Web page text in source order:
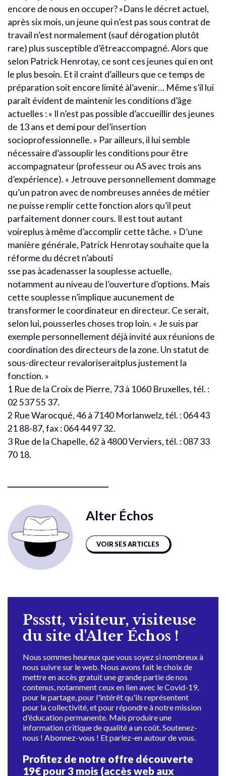
encore de nous en occuper? »Dans le décret actuel,
après six mois, un jeune qui n’est pas sous contrat de
travail n’est normalement (sauf dérogation plutôt
rare) plus susceptible d’êtreaccompagné. Alors que
selon Patrick Henrotay, ce sont ces jeunes qui en ont
le plus besoin. Et il craint d’ailleurs que ce temps de
préparation soit encore limité àl’avenir… Même s’il lui
paraît évident de maintenir les conditions d’âge
actuelles : « Il n’est pas possible d’accueillir des jeunes
de 13 ans et demi pour del’insertion
socioprofessionnelle. » Par ailleurs, il lui semble
nécessaire d’assouplir les conditions pour être
accompagnateur (professeur ou AS avec trois ans
d’expérience). « Jetrouve personnellement dommage
qu’un patron avec de nombreuses années de métier
ne puisse remplir cette fonction alors qu’il peut
parfaitement donner cours. Il est tout autant
voireplus à même d’accomplir cette tâche. » D’une
manière générale, Patrick Henrotay souhaite que la
réforme du décret n’abouti
sse pas àcadenasser la souplesse actuelle,
notamment au niveau de l’ouverture d’options. Mais
cette souplesse n’implique aucunement de
transformer le coordinateur en directeur. Ce serait,
selon lui, pousserles choses trop loin. « Je suis par
exemple personnellement déjà invité aux réunions de
coordination des directeurs de la zone. Un statut de
sous-directeur revaloriseraitplus justement la
fonction. »
1 Rue de la Croix de Pierre, 73 à 1060 Bruxelles, tél. :
02 537 55 37.
2 Rue Warocqué, 46 à 7140 Morlanwelz, tél. : 064 43
21 88-87, fax : 064 44 97 32.
3 Rue de la Chapelle, 62 à 4800 Verviers, tél. : 087 33
70 18.
Alter Échos
VOIR SES ARTICLES
Pssstt, visiteur, visiteuse
du site d'Alter Échos !
Nous sommes heureux que vous soyez si nombreux à
nous suivre sur le web. Nous avons fait le choix de
mettre en accès gratuit une grande partie de nos
contenus, notamment ceux en lien avec le Covid-19,
pour le partage, pour l'intérêt qu'ils représentent
pour la collectivité, et pour répondre à notre mission
d'éducation permanente. Mais produire une
information critique de qualité a un coût. Soutenez-
nous ! Abonnez-vous ! Et parlez-en autour de vous.
Profitez de notre offre découverte
19€ pour 3 mois (accès web aux